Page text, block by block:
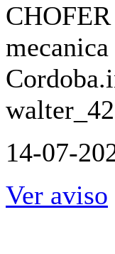
14-07-
Ver aviso